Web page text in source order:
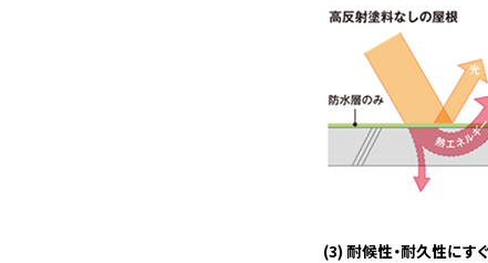
(3) 耐候性・耐久性にす